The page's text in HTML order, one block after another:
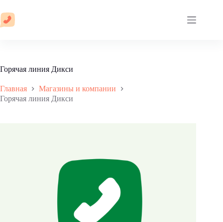
к
сути
Горячая линия Дикси
Главная
Магазины и компании
Горячая линия Дикси